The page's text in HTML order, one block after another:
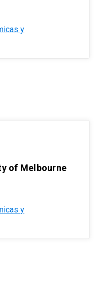
y
of Melbourne
y